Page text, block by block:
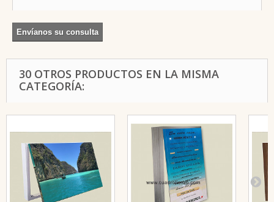
Envíanos su consulta
30 OTROS PRODUCTOS EN LA MISMA
CATEGORÍA: